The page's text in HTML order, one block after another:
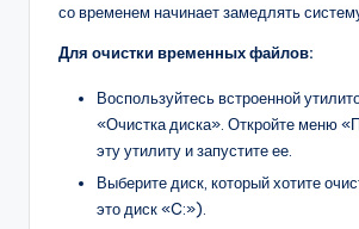
со временем начинает замедлять
Для очистки временных файлов:
Воспользуйтесь встроенной
«Очистка диска». Откройте меню
эту утилиту и запустите ее.
Выберите диск, который хотите
это диск «C:»).